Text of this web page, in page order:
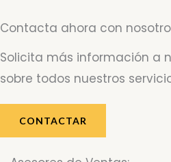
Contacta ahora con
Solicita más información a
sobre todos nuestros
CONTACTAR